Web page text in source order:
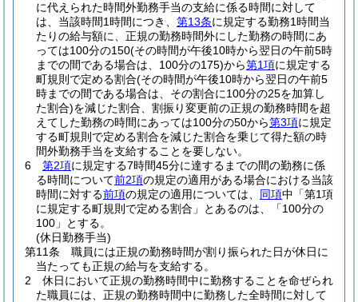
に代えられた時間外勤務手当の支給に係る時間に対して
は、当該時間1時間につき、 第13条に規定する勤務1時間当
たりの給与額に、正規の勤務時間外にした勤務の時間にあ
っては100分の150(その時間が午後10時から翌日の午前5時
までの間である場合は、100分の175)から第1項に規定する
町規則で定める割合(その時間が午後10時から翌日の午前5
時までの間である場合は、その割合に100分の25を加算し
た割合)を減じた割合、割振り変更前の正規の勤務時間を超
えてした勤務の時間にあっては100分の50から第3項に規定
する町規則で定める割合を減じた割合を乗じて得た額の時
間外勤務手当を支給することを要しない。
6
第2項に規定する7時間45分に達するまでの間の勤務に係
る時間について前2項の規定の適用がある場合における当該
時間に対する前項の規定の適用については、 同項中「第1項
に規定する町規則で定める割合」とあるのは、「100分の
100」とする。
(休日勤務手当)
第11条
職員には正規の勤務時間が割り振られた日が休日に
当たっても正規の給与を支給する。
2
休日において正規の勤務時間中に勤務することを命ぜられ
た職員には、正規の勤務時間中に勤務した全時間に対して